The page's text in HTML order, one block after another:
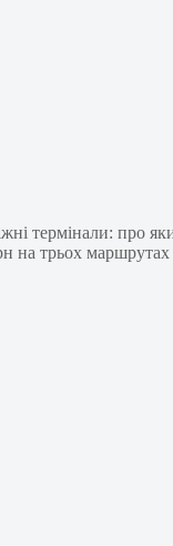
термінали: про
на трьох маршрутах